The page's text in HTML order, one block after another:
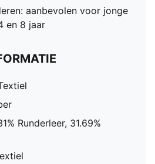
aanbevolen voor jonge
en 8 jaar
Runderleer, 31.69%